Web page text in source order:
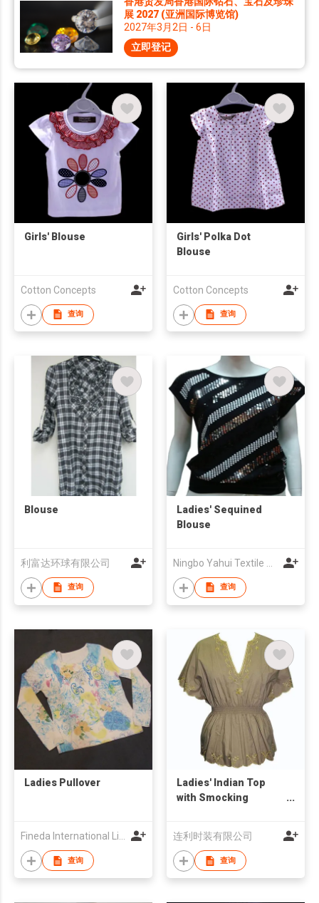
展 2027 (亚洲国际博览馆)
2027年3月2日 - 6日
立即登记
Girls' Blouse
Cotton Concepts
查询
Girls' Polka Dot
Blouse
Cotton Concepts
查询
Blouse
利富达环球有限公司
查询
Ladies' Sequined
Blouse
查询
Ladies Pullover
Fineda International Limited
查询
Ladies' Indian Top
with Smocking
连利时装有限公司
查询